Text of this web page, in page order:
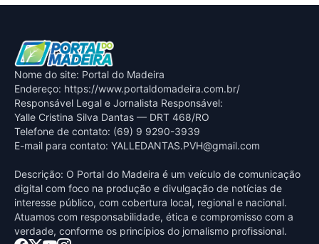
Nome do site: Portal do Madeira
Endereço: https://www.portaldomadeira.com.br/
Responsável Legal e Jornalista Responsável:
Yalle Cristina Silva Dantas — DRT 468/RO
Telefone de contato: (69) 9 9290-3939
E-mail para contato: YALLEDANTAS.PVH@gmail.com
Descrição: O Portal do Madeira é um veículo de comunicação
digital com foco na produção e divulgação de notícias de
interesse público, com cobertura local, regional e nacional.
Atuamos com responsabilidade, ética e compromisso com a
verdade, conforme os princípios do jornalismo profissional.